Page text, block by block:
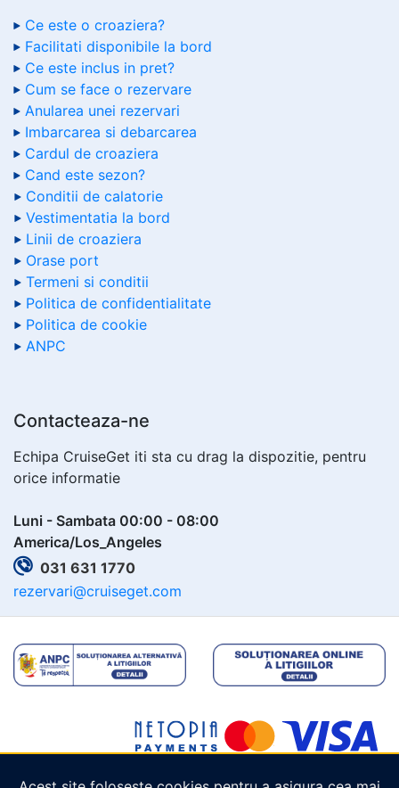
Ce este o croaziera?
Facilitati disponibile la bord
Ce este inclus in pret?
Cum se face o rezervare
Anularea unei rezervari
Imbarcarea si debarcarea
Cardul de croaziera
Cand este sezon?
Conditii de calatorie
Vestimentatia la bord
Linii de croaziera
Orase port
Termeni si conditii
Politica de confidentialitate
Politica de cookie
ANPC
Contacteaza-ne
Echipa CruiseGet iti sta cu drag la dispozitie, pentru
orice informatie
Luni - Sambata 00:00 - 08:00
America/Los_Angeles
031 631 1770
rezervari@cruiseget.com